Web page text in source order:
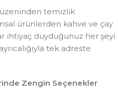
temizlik
ürünlerden kahve ve çay
ihtiyaç duyduğunuz her şeyi
ayrıcalığıyla tek adreste
Zengin Seçenekler